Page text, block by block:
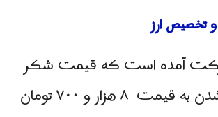
ارز
شرکت آمده است که قیمت شکر
پس از فروخته شدن به قیمت ۸ هزار و ۷۰۰ تومان